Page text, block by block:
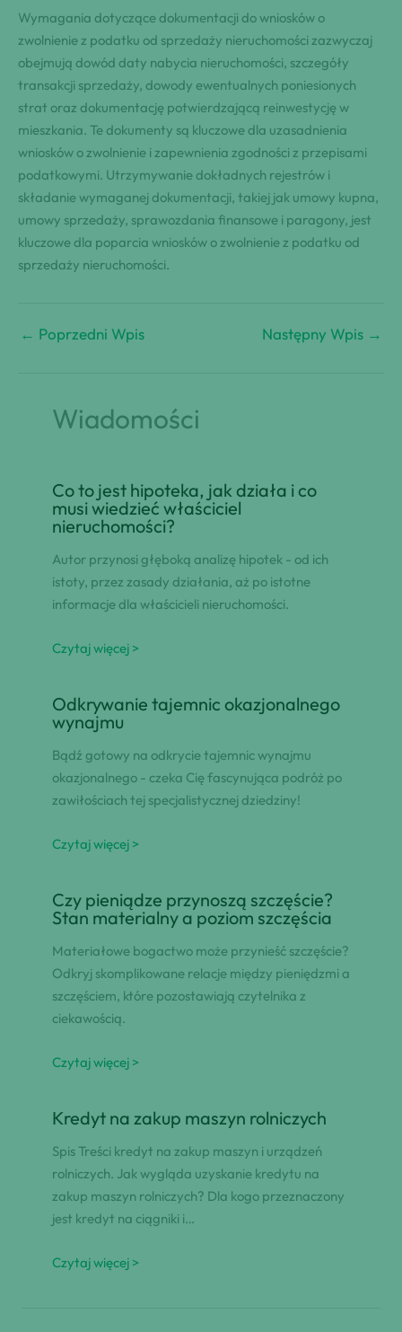
Wymagania dotyczące dokumentacji do wniosków o
zwolnienie z podatku od sprzedaży nieruchomości zazwyczaj
obejmują dowód daty nabycia nieruchomości, szczegóły
transakcji sprzedaży, dowody ewentualnych poniesionych
strat oraz dokumentację potwierdzającą reinwestycję w
mieszkania. Te dokumenty są kluczowe dla uzasadnienia
wniosków o zwolnienie i zapewnienia zgodności z przepisami
podatkowymi. Utrzymywanie dokładnych rejestrów i
składanie wymaganej dokumentacji, takiej jak umowy kupna,
umowy sprzedaży, sprawozdania finansowe i paragony, jest
kluczowe dla poparcia wniosków o zwolnienie z podatku od
sprzedaży nieruchomości.
← Poprzedni Wpis Następny Wpis →
Wiadomości
Co to jest hipoteka, jak działa i co
musi wiedzieć właściciel
nieruchomości?
Autor przynosi głęboką analizę hipotek - od ich
istoty, przez zasady działania, aż po istotne
informacje dla właścicieli nieruchomości.
Czytaj więcej >
Odkrywanie tajemnic okazjonalnego
wynajmu
Bądź gotowy na odkrycie tajemnic wynajmu
okazjonalnego - czeka Cię fascynująca podróż po
zawiłościach tej specjalistycznej dziedziny!
Czytaj więcej >
Czy pieniądze przynoszą szczęście?
Stan materialny a poziom szczęścia
Materiałowe bogactwo może przynieść szczęście?
Odkryj skomplikowane relacje między pieniędzmi a
szczęściem, które pozostawiają czytelnika z
ciekawością.
Czytaj więcej >
Kredyt na zakup maszyn rolniczych
Spis Treści kredyt na zakup maszyn i urządzeń
rolniczych. Jak wygląda uzyskanie kredytu na
zakup maszyn rolniczych? Dla kogo przeznaczony
jest kredyt na ciągniki i…
Czytaj więcej >